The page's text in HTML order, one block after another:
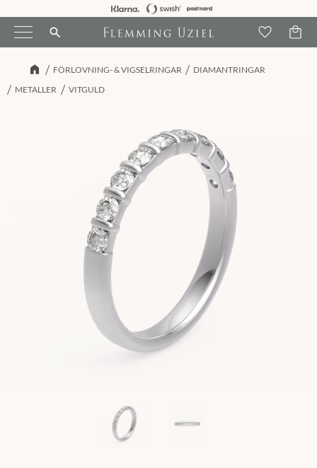
Meny search
FÖRLOVNING- & VIGSELRINGAR
DIAMANTRINGAR
METALLER
VITGULD